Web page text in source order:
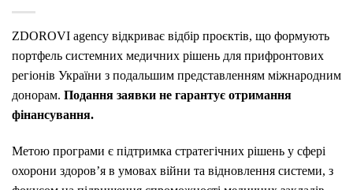
ZDOROVI agency відкриває відбір проєктів, що формують
портфель системних медичних рішень для прифронтових
регіонів України з подальшим представленням міжнародним
донорам. Подання заявки не гарантує отримання
фінансування.
Метою програми є підтримка стратегічних рішень у сфері
охорони здоров’я в умовах війни та відновлення системи, з